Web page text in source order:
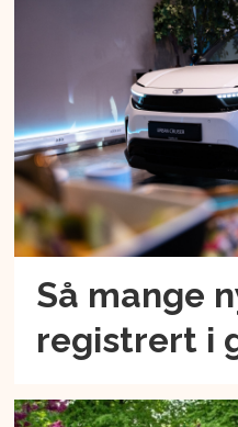
Så mange
registrert i